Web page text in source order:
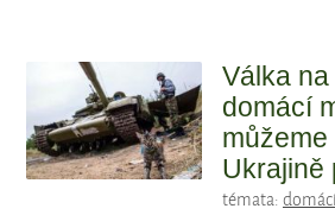
Válka
domácí
Ukrajině
témata: